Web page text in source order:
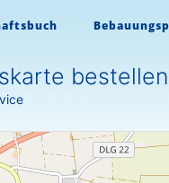
bestellen